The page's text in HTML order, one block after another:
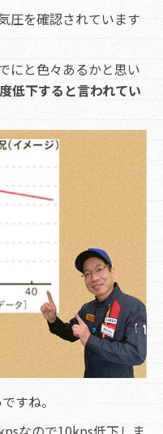
圧を確認されています
にと色々あるかと思い
低下すると言われてい
すね。